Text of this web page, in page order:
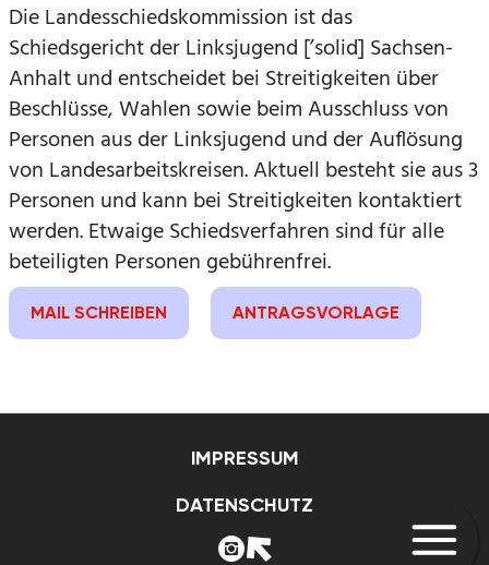
Die Landesschiedskommission ist das
Schiedsgericht der Linksjugend [’solid] Sachsen-
Anhalt und entscheidet bei Streitigkeiten über
Beschlüsse, Wahlen sowie beim Ausschluss von
Personen aus der Linksjugend und der Auflösung
von Landesarbeitskreisen. Aktuell besteht sie aus 3
Personen und kann bei Streitigkeiten kontaktiert
werden. Etwaige Schiedsverfahren sind für alle
beteiligten Personen gebührenfrei.
MAIL SCHREIBEN ANTRAGSVORLAGE
IMPRESSUM
DATENSCHUTZ